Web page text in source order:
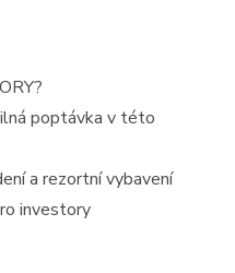
poptávka v této
a rezortní vybavení
investory